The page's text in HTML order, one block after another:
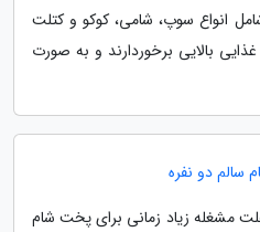
انواع سوپ، شامی، کوکو و کتلت
بالایی برخوردارند و به صورت
مشغله زیاد زمانی برای پخت شام